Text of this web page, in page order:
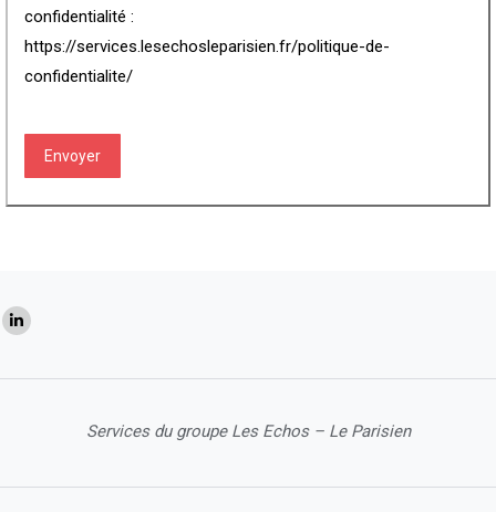
confidentialité :
https://services.lesechosleparisien.fr/politique-de-
confidentialite/
Services du groupe Les Echos – Le Parisien